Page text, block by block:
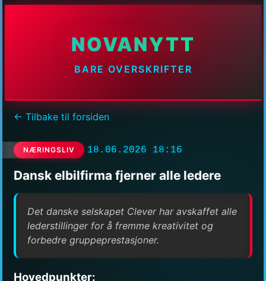
NOVANYTT
BARE OVERSKRIFTER
← Tilbake til forsiden
NÆRINGSLIV 18.06.2026 18:16
Dansk elbilfirma fjerner alle ledere
Det danske selskapet Clever har avskaffet alle
lederstillinger for å fremme kreativitet og
forbedre gruppeprestasjoner.
Hovedpunkter: